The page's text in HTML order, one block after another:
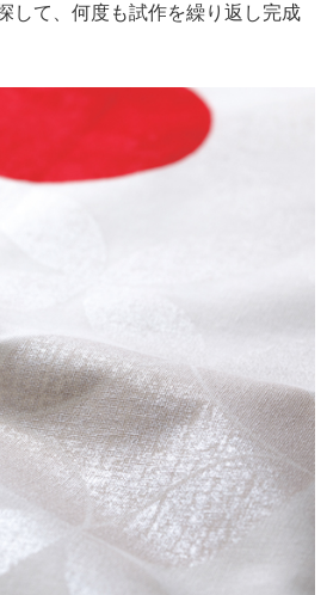
して、何度も試作を繰り返し完成